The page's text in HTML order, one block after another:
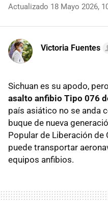
Actualizado 18 Mayo 2026,
Victoria Fuentes
Sichuan es su apodo,
asalto anfibio Tipo 076
país asiático no se anda
buque de nueva
Popular de Liberación de
puede transportar
equipos anfibios.